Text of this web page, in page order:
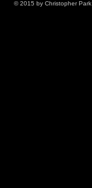
© 2015 by Christopher Park